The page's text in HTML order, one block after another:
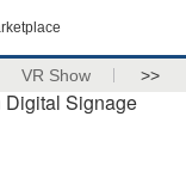
VR Show >>
Signage